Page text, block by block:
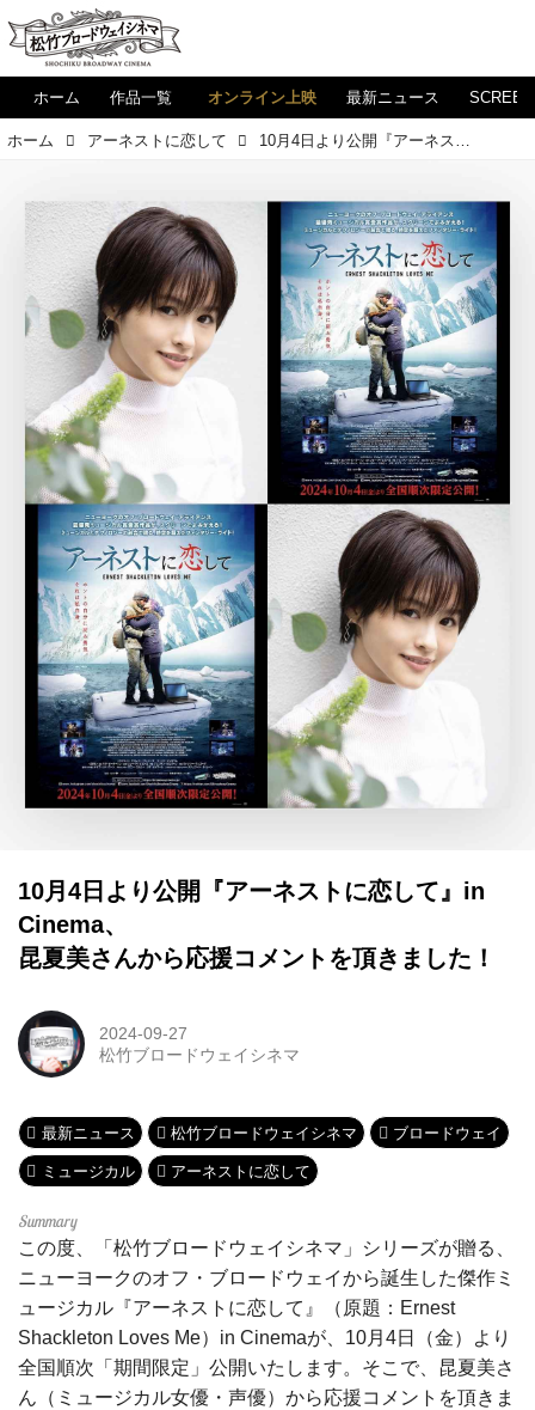
ホーム 作品一覧 オンライン上映 最新ニュース
ホーム アーネストに恋して 10月4日より公開『アーネストに恋して』in Cinema、 昆夏美さんから応援コメントを頂きました！
10月4日より公開『アーネストに恋して』in
Cinema、
昆夏美さんから応援コメントを頂きました！
2024-09-27
松竹ブロードウェイシネマ
最新ニュース 松竹ブロードウェイシネマ ブロードウェイ
ミュージカル アーネストに恋して
この度、「松竹ブロードウェイシネマ」シリーズが贈る、
ニューヨークのオフ・ブロードウェイから誕生した傑作ミ
ュージカル『アーネストに恋して』（原題：Ernest
Shackleton Loves Me）in Cinemaが、10月4日（金）より
全国順次「期間限定」公開いたします。そこで、昆夏美さ
ん（ミュージカル女優・声優）から応援コメントを頂きま